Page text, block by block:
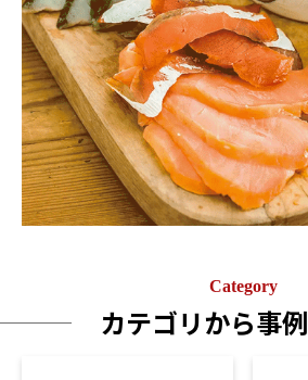
Category
カテゴリから事